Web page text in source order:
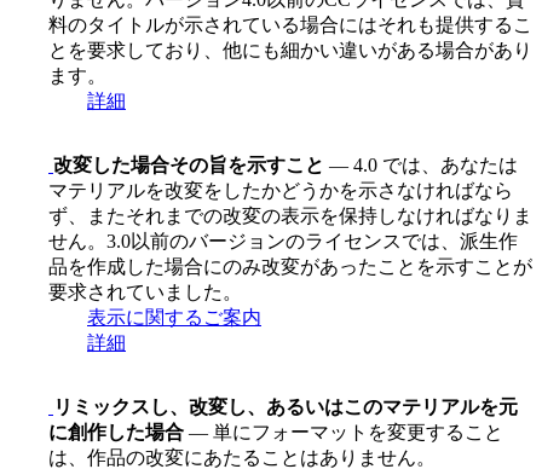
料のタイトルが示されている場合にはそれも提供するこ
とを要求しており、他にも細かい違いがある場合があり
ます。
詳細
改変した場合その旨を示すこと — 4.0 では、あなたは
マテリアルを改変をしたかどうかを示さなければなら
ず、またそれまでの改変の表示を保持しなければなりま
せん。3.0以前のバージョンのライセンスでは、派生作
品を作成した場合にのみ改変があったことを示すことが
要求されていました。
表示に関するご案内
詳細
リミックスし、改変し、あるいはこのマテリアルを元
に創作した場合 — 単にフォーマットを変更すること
は、作品の改変にあたることはありません。